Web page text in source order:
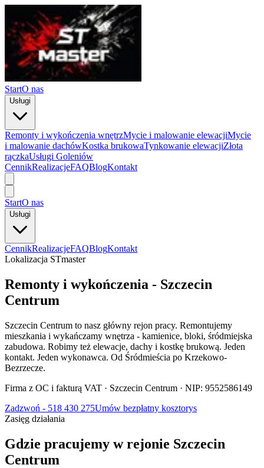
StartO nas
Usługi
Remonty i wykończenia wnętrzMycie i malowanie elewacjiMycie
i malowanie dachówKostka brukowaTynkowanie elewacjiZłota
rączkaUsługi Goleniów
CennikRealizacjeFAQBlogKontakt
StartO nas
Usługi
CennikRealizacjeFAQBlogKontakt
Lokalizacja STmaster
Remonty i wykończenia - Szczecin
Centrum
Szczecin Centrum to nasz główny rejon pracy. Remontujemy
mieszkania i wykańczamy wnętrza - kamienice, bloki, śródmiejska
zabudowa. Robimy też elewacje, dachy i kostkę brukową. Jeden
kontakt. Jeden wykonawca. Od Śródmieścia po Krzekowo-
Bezrzecze.
Firma z OC i fakturą VAT · Szczecin Centrum · NIP: 9552586149
Zadzwoń - 518 430 275Umów bezpłatny kosztorys
Zasięg działania
Gdzie pracujemy w rejonie Szczecin
Centrum